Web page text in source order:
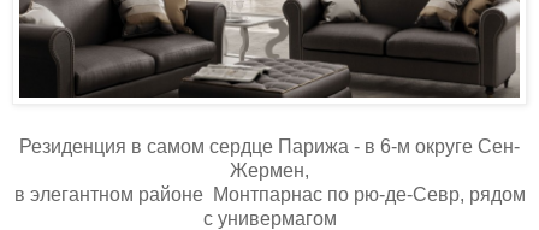
Резиденция в самом сердце Парижа - в 6-м округе Сен-
Жермен,
в элегантном районе Монтпарнас по рю-де-Севр, рядом
с универмагом